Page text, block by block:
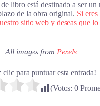
libro está destinado a ser un
de la obra original. Si
sitio web y deseas que
All images from Pexels
clic para puntuar esta entrada!
(Votos: 0